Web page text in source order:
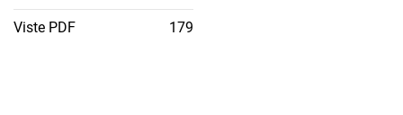
Viste PDF 179